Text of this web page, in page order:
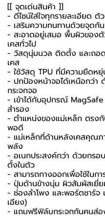
[[ จุดเด่นสินค้า ]]
- ดีไซน์ใส่ใจทุกรายละเอียด
- เสริมความทนทานด้วยจุดกั
- สะอาดอยู่เสมอ พื้นผิวของ
เคสทั่วไป
- วัสดุนุ่มนวล ติดตั้ง และถอ
เคส
- ใช้วัสดุ TPU ที่มีความยืดหยุ่
- ปกป้องหน้าจอได้เหนือกว่า
กระจกจอ
- เข้าได้กับอุปกรณ์ MagSafe
สำรอง
- ตำแหน่งของแม่เหล็ก ตรง
พอดี
- แม่เหล็กที่ด้านหลังเคสคุณ
พลัง
- อเนกประสงค์กว่า ด้วยกรอ
ตั้งในตัว
- สามารถกางออกเพื่อใช้ในก
- ปุ่มด้านข้างนุ่ม ผิวสัมผัสเยี่ย
- ช่องลำโพง และพอร์ตชาร์จ
เอียง)
- แถมฟรีฟิล์มกระจกกันคนส่